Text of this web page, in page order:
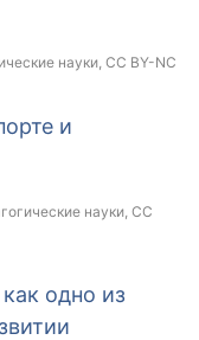
науки, CC BY-NC
и
науки, CC
одно из